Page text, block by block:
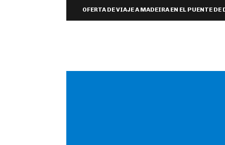
OFERTA DE VIAJE A MADEIRA EN EL PUENTE